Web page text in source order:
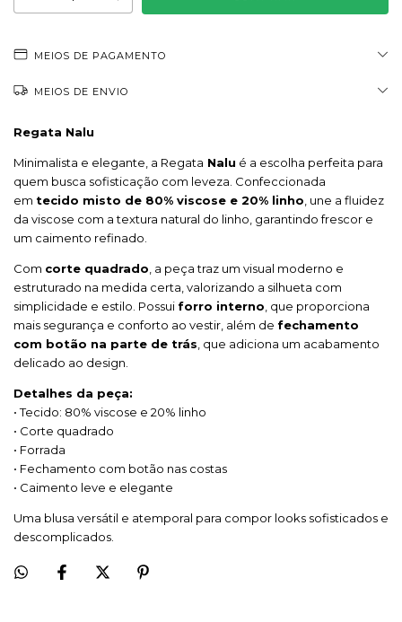
MEIOS DE PAGAMENTO
MEIOS DE ENVIO
Regata Nalu
Minimalista e elegante, a Regata Nalu é a escolha perfeita para
quem busca sofisticação com leveza. Confeccionada
em tecido misto de 80% viscose e 20% linho , une a fluidez
da viscose com a textura natural do linho, garantindo frescor e
um caimento refinado.
Com corte quadrado , a peça traz um visual moderno e
estruturado na medida certa, valorizando a silhueta com
simplicidade e estilo. Possui forro interno , que proporciona
mais segurança e conforto ao vestir, além de fechamento
com botão na parte de trás , que adiciona um acabamento
delicado ao design.
Detalhes da peça:
• Tecido: 80% viscose e 20% linho
• Corte quadrado
• Forrada
• Fechamento com botão nas costas
• Caimento leve e elegante
Uma blusa versátil e atemporal para compor looks sofisticados e
descomplicados.